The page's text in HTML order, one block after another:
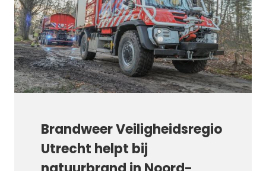
Brandweer Veiligheidsregio
Utrecht helpt bij